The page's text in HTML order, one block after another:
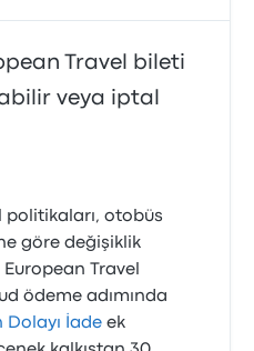
Travel bileti
veya iptal
politikaları, otobüs
göre değişiklik
Travel
ödeme adımında
Dolayı İade ek